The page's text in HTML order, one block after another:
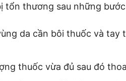
tổn thương sau những
da cần bôi thuốc và
thuốc vừa đủ sau đó